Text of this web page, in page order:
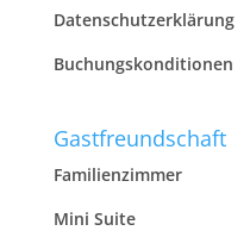
Datenschutzerklärung
Buchungskonditionen
Gastfreundschaft
Familienzimmer
Mini Suite